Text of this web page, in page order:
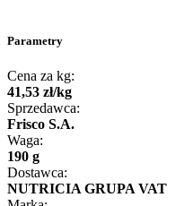
Parametry
Cena za kg:
41,53 zł/kg
Sprzedawca:
Frisco S.A.
Waga:
190 g
Dostawca:
NUTRICIA GRUPA VAT